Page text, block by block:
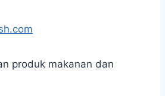
produk makanan dan